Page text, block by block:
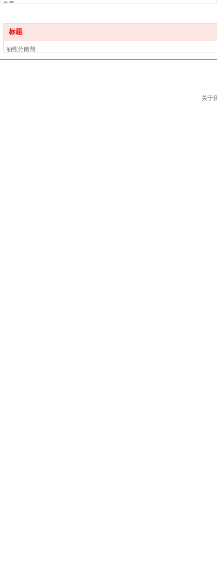
首页
关于我们
联系我们
标题
油性分散剂
水性分散剂
关于